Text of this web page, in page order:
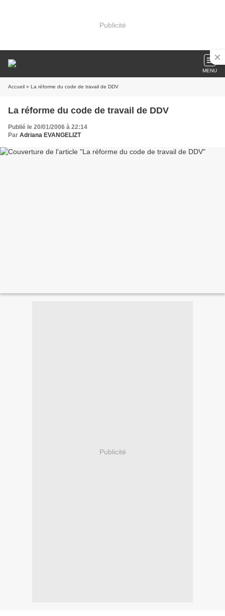
Publicité
MENU
Accueil » La réforme du code de travail de DDV
La réforme du code de travail de DDV
Publié le 20/01/2006 à 22:14
Par Adriana EVANGELIZT
Publicité